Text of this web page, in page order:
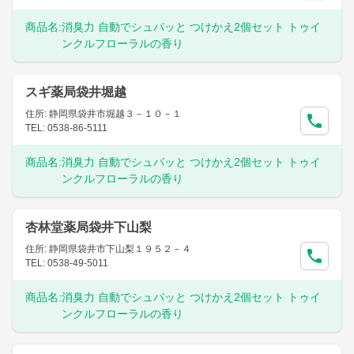
商品名:消臭力 自動でシュパッと つけかえ2個セット トゥイ
ンクルフローラルの香り
スギ薬局袋井堀越
住所: 静岡県袋井市堀越３－１０－１
TEL: 0538-86-5111
商品名:消臭力 自動でシュパッと つけかえ2個セット トゥイ
ンクルフローラルの香り
杏林堂薬局袋井下山梨
住所: 静岡県袋井市下山梨１９５２－４
TEL: 0538-49-5011
商品名:消臭力 自動でシュパッと つけかえ2個セット トゥイ
ンクルフローラルの香り